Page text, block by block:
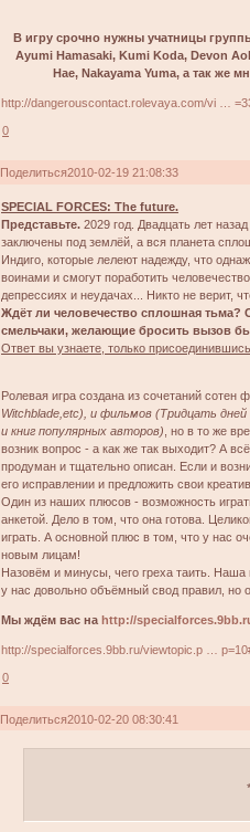
В игру срочно нужны учатницы
Ayumi Hamasaki, Kumi Koda, Devon
Hae, Nakayama Yuma, а так же
http://dangerouscontact.rolevaya.com/vi …
0
Поделиться2010-02-19 21:08:33
SPECIAL FORCES: The future.
Представьте.2029 год. Двадцать лет
заключены под землёй, а вся планета
Индиго, которые лелеют надежду, что
воинами и смогут поработить
депрессиях и неудачах... Никто не верит,
Ждёт ли человечество сплошная тьма?
смельчаки, желающие бросить вызов
Ответ вы узнаете, только
Ролевая игра создана из сочетаний сотен
Witchblade,etc), и фильмов (Тридцать
и книг популярных авторов) , но в то же
возник вопрос - а как же так выходит? А
продуман и тщательно описан. Если и
его исправлении и предложить свои
Один из наших плюсов - возможность
анкетой. Дело в том, что она готова.
играть. А основной плюс в том, что у нас
новым лицам!
Назовём и минусы, чего греха таить.
у нас довольно объёмный свод правил, но
Мы ждём вас наhttp://
http://specialforces.9bb.ru/viewtopic.p …
0
Поделиться2010-02-20 08:30:41